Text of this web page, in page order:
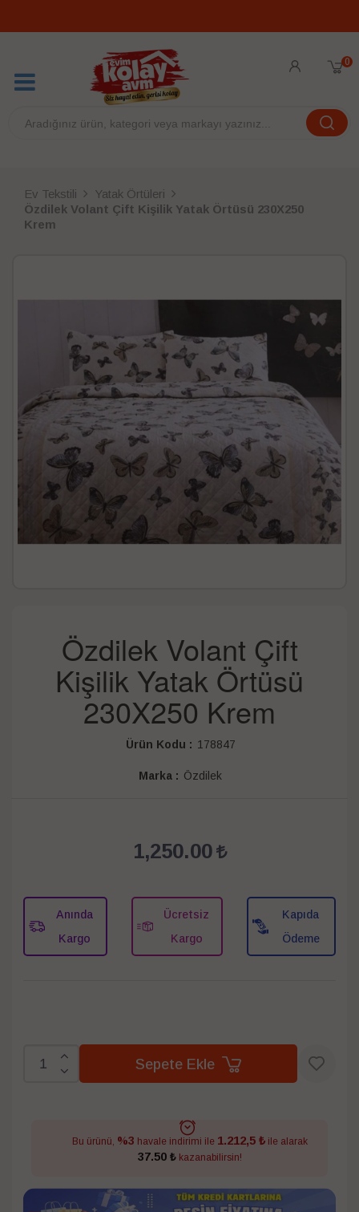
0
Ev Tekstili
Yatak Örtüleri
Özdilek Volant Çift Kişilik Yatak Örtüsü 230X250
Krem
Özdilek Volant Çift
Kişilik Yatak Örtüsü
230X250 Krem
Ürün Kodu : 178847
Marka : Özdilek
1,250.00
Anında
Kargo
Ücretsiz
Kargo
Kapıda
Ödeme
Sepete Ekle
Bu ürünü, %3 havale indirimi ile 1.212,5 ₺ile alarak
37.50 ₺kazanabilirsin!